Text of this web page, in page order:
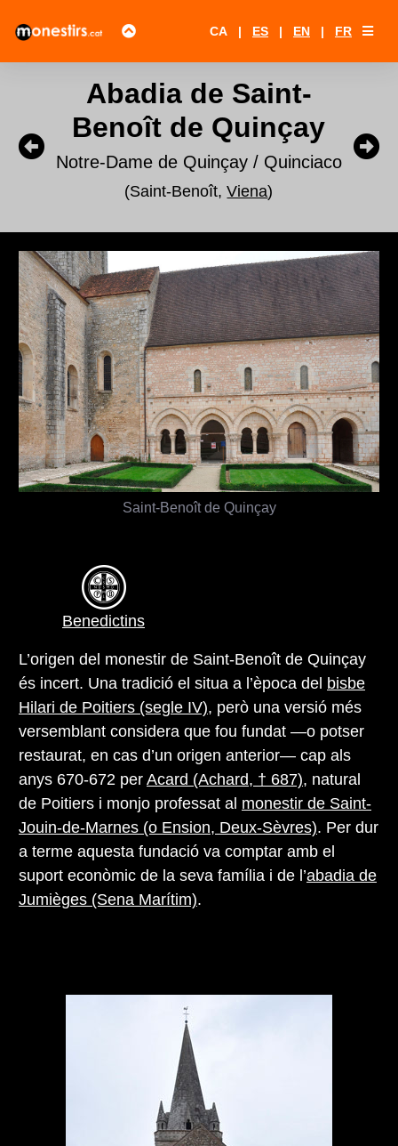
CA | ES | EN | FR
Abadia de Saint-
Benoît de Quinçay
Notre-Dame de Quinçay / Quinciaco
(Saint-Benoît,Viena)
Saint-Benoît de Quinçay
Benedictins
L’origen del monestir de Saint-Benoît de Quinçay
és incert. Una tradició el situa a l’època del bisbe
Hilari de Poitiers (segle IV), però una versió més
versemblant considera que fou fundat —o potser
restaurat, en cas d’un origen anterior— cap als
anys 670-672 per Acard (Achard, † 687), natural
de Poitiers i monjo professat al monestir de Saint-
Jouin-de-Marnes (o Ension, Deux-Sèvres). Per dur
a terme aquesta fundació va comptar amb el
suport econòmic de la seva família i de l’abadia de
Jumièges (Sena Marítim).